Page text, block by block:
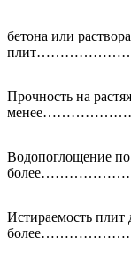
бетона или
Прочность на
Водопоглощение по
Истираемость плит